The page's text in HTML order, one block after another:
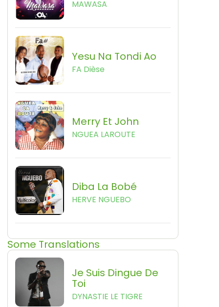
MAWASA
Yesu Na Tondi Ao
FA Dièse
Merry Et John
NGUEA LAROUTE
Diba La Bobé
HERVE NGUEBO
Some Translations
Je Suis Dingue De
Toi
DYNASTIE LE TIGRE